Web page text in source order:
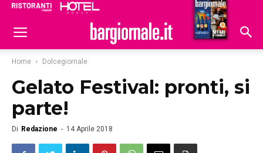
Hoteldomani
Home Dolcegiornale
Gelato Festival: pronti, si
parte!
Di Redazione - 14 Aprile 2018